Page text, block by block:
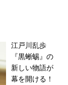
江戸川乱歩
『黒蜥蜴』の
新しい物語が
幕を開ける！